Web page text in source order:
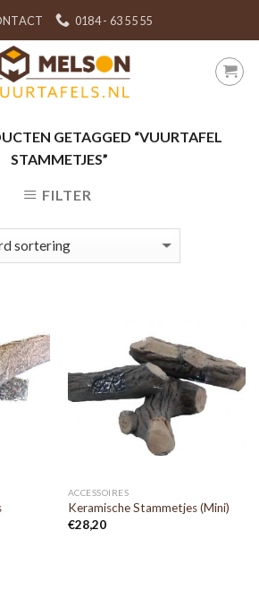
0184 - 63 55 55
GETAGGED “VUURTAFEL
STAMMETJES”
FILTER
ACCESSOIRES
Keramische Stammetjes (Mini)
€28,20